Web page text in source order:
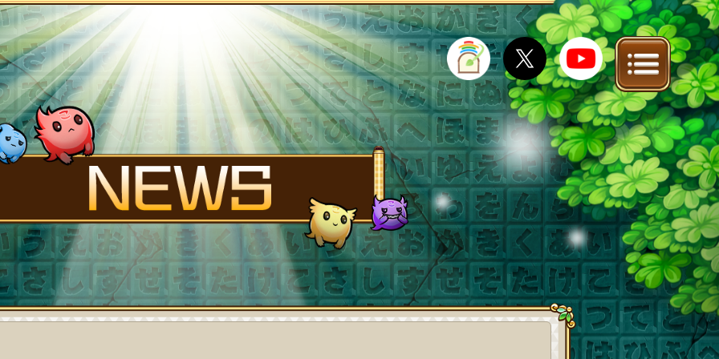
STORY NEWS FAQ